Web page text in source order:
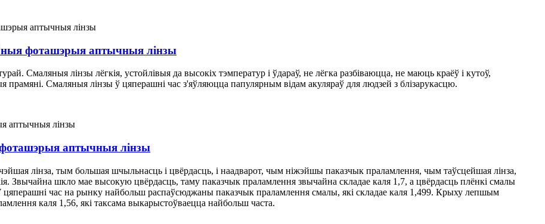
фоташэрыя аптычныя лінзы
Смаляныя лінзы лёгкія, устойлівыя да высокіх тэмператур і ўдараў, не лёгка разбіваюцца, не маюць краёў і кутоў,
прамяні. Смаляныя лінзы ў цяперашні час з'яўляюцца папулярным відам акуляраў для людзей з блізарукасцю.
аптычныя лінзы
лінза, тым большая шчыльнасць і цвёрдасць, і наадварот, чым ніжэйшы паказчык праламлення, чым таўсцейшая лінза,
Звычайна шкло мае высокую цвёрдасць, таму паказчык праламлення звычайна складае каля 1,7, а цвёрдасць плёнкі смалы
цяперашні час на рынку найбольш распаўсюджаны паказчык праламлення смалы, які складае каля 1,499. Крыху лепшым
каля 1,56, які таксама выкарыстоўваецца найбольш часта.